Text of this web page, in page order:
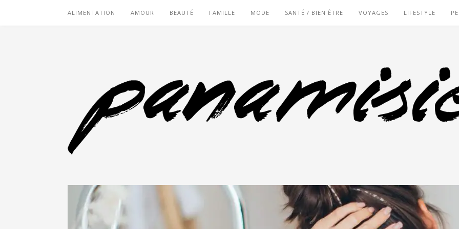
ALIMENTATION AMOUR BEAUTÉ FAMILLE MODE SANTÉ / BIEN ÊTRE VOYAGES LIFESTYLE